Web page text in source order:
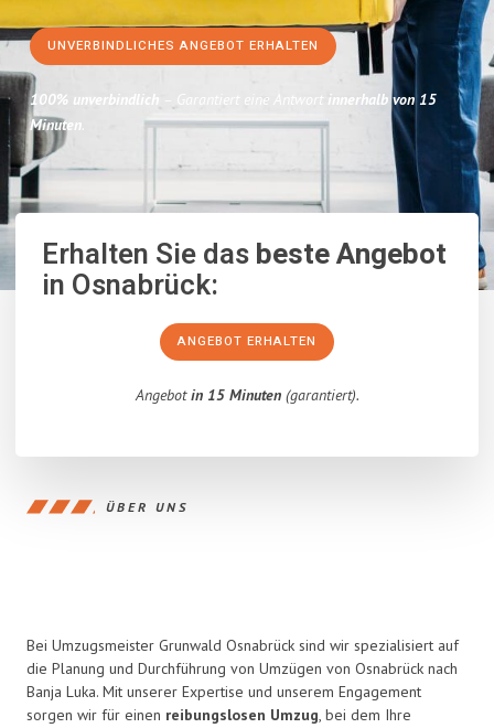
UNVERBINDLICHES ANGEBOT ERHALTEN
100% unverbindlich – Garantiert eine Antwort innerhalb von 15
Minuten.
Erhalten Sie dasbeste Angebot
in Osnabrück:
ANGEBOT ERHALTEN
Angebotin 15 Minuten(garantiert).
ÜBER UNS
Bei Umzugsmeister Grunwald Osnabrück sind wir spezialisiert auf
die Planung und Durchführung von Umzügen von Osnabrück nach
Banja Luka. Mit unserer Expertise und unserem Engagement
sorgen wir für einen reibungslosen Umzug, bei dem Ihre